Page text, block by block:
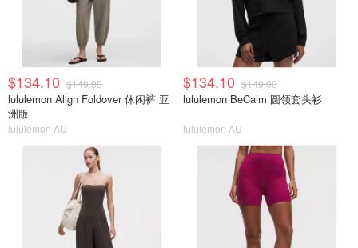
$134.10 $149.00
lululemon Align Foldover 休闲裤 亚
洲版
lululemon AU
$134.10 $149.00
lululemon BeCalm 圆领套头衫
lululemon AU